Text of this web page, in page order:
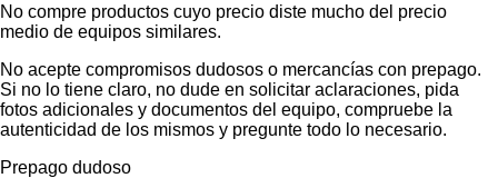
No compre productos cuyo precio diste mucho del precio
medio de equipos similares.
No acepte compromisos dudosos o mercancías con prepago.
Si no lo tiene claro, no dude en solicitar aclaraciones, pida
fotos adicionales y documentos del equipo, compruebe la
autenticidad de los mismos y pregunte todo lo necesario.
Prepago dudoso